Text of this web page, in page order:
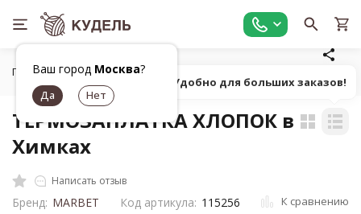
Ваш город Москва?
Главная Фурнитура для рукоделия
ТЕРМОЗАПЛАТКА ХЛОПОК в
Химках
Написать отзыв
Бренд: MARBET Код артикула: 115256 К сравнению
Попробуй! Удобно для больших заказов!